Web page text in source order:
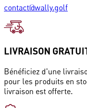
contact@wally.golf
LIVRAISON
Bénéficiez d'une
pour les produits en
livraison est offerte.